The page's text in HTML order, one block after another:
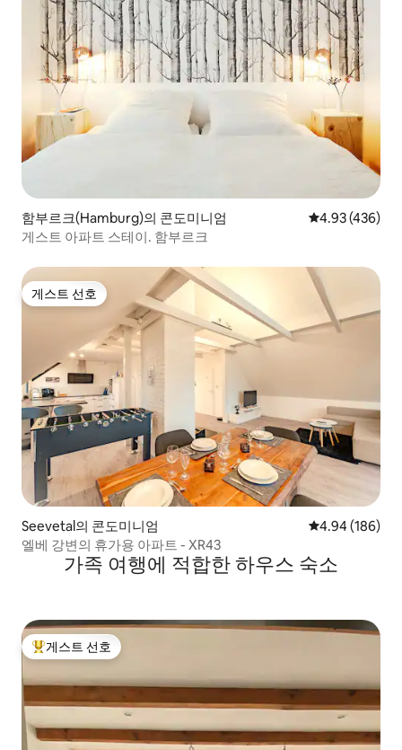
함부르크(Hamburg)의 콘도미니엄 평점 4.93점(5
4.93 (436)
게스트 아파트 스테이. 함부르크
게스트 선호
게스트 선호
Seevetal의 콘도미니엄 평점 4.94점(5
4.94 (186)
엘베 강변의 휴가용 아파트 - XR43
가족 여행에 적합한 하우스 숙소
상위 게스트 선호
게스트 선호